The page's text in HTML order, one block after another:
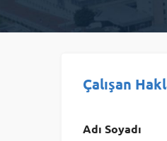
Çalışan
Adı Soyadı